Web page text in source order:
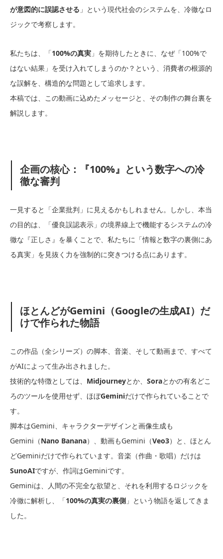
が意図的に誤認させる 」という現代社会のシステムを、冷徹なロ
ジックで考察します。
私たちは、「100%の真実 」を期待したときに、なぜ「100%で
はない結果」を受け入れてしまうのか？という、消費者の根源的
な誤解を、構造的な問題として追求します。
本稿では、この動画に込めたメッセージと、その制作の舞台裏を
解説します。
企画の核心：『100%』という数字への冷
徹な審判
一見すると「企業批判」に見えるかもしれません。しかし、本当
の目的は、「優良誤認表示」の境界線上で機能するシステムの冷
徹な『正しさ』を暴くことで、私たちに「情報と数字の裏側にあ
る真実」を見抜く力を強制的に突きつける点にあります。
ほとんどがGemini（Googleの生成AI）だ
けで作られた物語
この作品（全シリーズ）の脚本、音楽、そして動画まで、すべて
がAIによって生み出されました。
技術的な特徴としては、 Midjourneyとか、 Soraとかの有名どこ
ろのツールを使用せず、ほぼGeminiだけで作られていることで
す。
脚本はGemini、キャラクターデザインと画像生成も
Gemini（Nano Banana）、動画もGemini（Veo3）と、ほとん
どGeminiだけで作られています。音楽（作曲・歌唱）だけは
SunoAIですが、作詞はGeminiです。
Geminiは、人間の不完全な欲望と、それを利用するロジックを
冷徹に解析し、「100%の真実の裏側 」という物語を返してきま
した。